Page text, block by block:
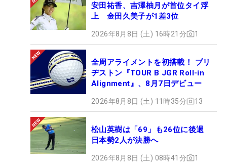
安田祐香、吉澤柚月が首位タイ浮
上 金田久美子が1差3位
2026年8月8日 (土) 16時21分 1
全周アライメントを初搭載！ ブリ
ヂストン『TOUR B JGR Roll-in
Alignment』、8月7日デビュー
2026年8月8日 (土) 11時35分 13
松山英樹は「69」も26位に後退
日本勢2人が決勝へ
2026年8月8日 (土) 08時41分 1